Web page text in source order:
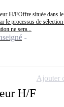
H/FOffre située dans
le processus de
ne sera...
H/F
Ajouter